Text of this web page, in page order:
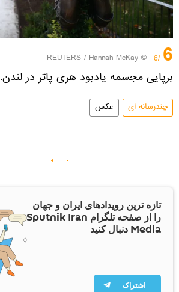
6
/6
©
REUTERS / Hannah McKay
برپایی مجسمه یادبود هری پاتر در لندن.
چندرسانه ای عکس
تازه ترین رویدادهای ایران و جهان
را از صفحه تلگرام Sputnik Iran
Media دنبال کنید
اشتراک